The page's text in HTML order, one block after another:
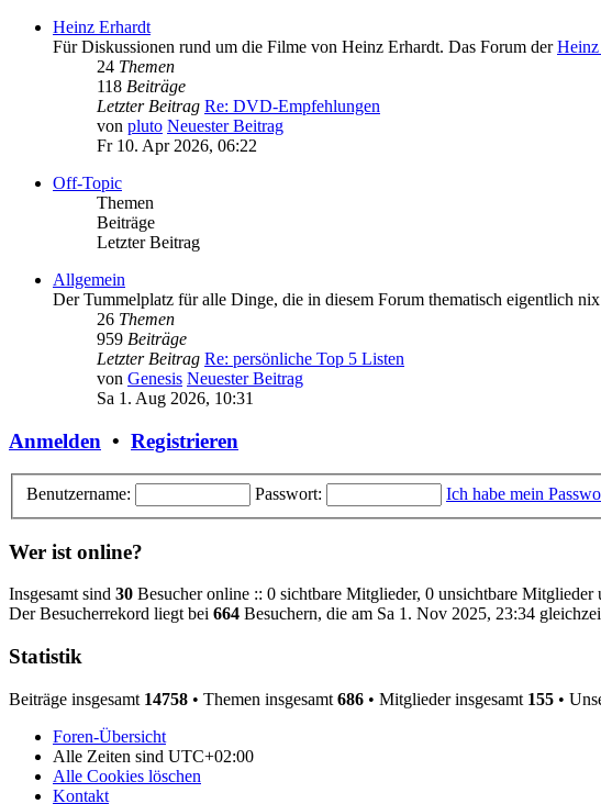
Heinz Erhardt
Für Diskussionen rund um die Filme von Heinz Erhardt. Das Forum der
24 Themen
118 Beiträge
Letzter Beitrag Re: DVD-Empfehlungen
von pluto Neuester Beitrag
Fr 10. Apr 2026, 06:22
Off-Topic
Themen
Beiträge
Letzter Beitrag
Allgemein
Der Tummelplatz für alle Dinge, die in diesem Forum thematisch eigentlich
26 Themen
959 Beiträge
Letzter Beitrag Re: persönliche Top 5 Listen
von Genesis Neuester Beitrag
Sa 1. Aug 2026, 10:31
Anmelden • Registrieren
Benutzername: Passwort: Ich habe mein
Wer ist online?
Insgesamt sind 30 Besucher online :: 0 sichtbare Mitglieder, 0 unsichtbare
Der Besucherrekord liegt bei 664 Besuchern, die am Sa 1. Nov 2025, 23:34
Statistik
Beiträge insgesamt 14758 • Themen insgesamt 686 • Mitglieder insgesamt 155 •
Foren-Übersicht
Alle Zeiten sind UTC+02:00
Alle Cookies löschen
Kontakt